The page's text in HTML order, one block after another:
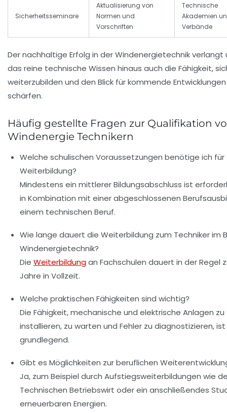
Sicherheitsseminare
Aktualisierung von
Normen und
Vorschriften
Technische
Akademien
Verbände
Der nachhaltige Erfolg in der Windenergietechnik verlangt
das reine technische Wissen hinaus auch die Fähigkeit,
weiterzubilden und den Blick für kommende
schärfen.
Häufig gestellte Fragen zur Qualifikation
Windenergie Technikern
Welche schulischen Voraussetzungen benötige ich für
Weiterbildung?
Mindestens ein mittlerer Bildungsabschluss ist
in Kombination mit einer abgeschlossenen
einem technischen Beruf.
Wie lange dauert die Weiterbildung zum Techniker im
Windenergietechnik?
Die Weiterbildungan Fachschulen dauert in der Regel
Jahre in Vollzeit.
Welche praktischen Fähigkeiten sind wichtig?
Die Fähigkeit, mechanische und elektrische Anlagen zu
installieren, zu warten und Fehler zu diagnostizieren, ist
grundlegend.
Gibt es Möglichkeiten zur beruflichen
Ja, zum Beispiel durch Aufstiegsweiterbildungen wie
Technischen Betriebswirt oder ein anschließendes
erneuerbaren Energien.